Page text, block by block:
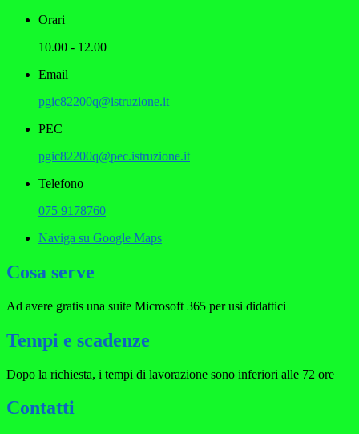
Orari
10.00 - 12.00
Email
pgic82200q@istruzione.it
PEC
pgic82200q@pec.istruzione.it
Telefono
075 9178760
Naviga su Google Maps
Cosa serve
Ad avere gratis una suite Microsoft 365 per usi didattici
Tempi e scadenze
Dopo la richiesta, i tempi di lavorazione sono inferiori alle 72 ore
Contatti